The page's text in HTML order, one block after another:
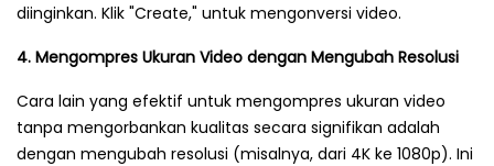
diinginkan. Klik "Create," untuk mengonversi video.
4. Mengompres Ukuran Video dengan Mengubah Resolusi
Cara lain yang efektif untuk mengompres ukuran video
tanpa mengorbankan kualitas secara signifikan adalah
dengan mengubah resolusi (misalnya, dari 4K ke 1080p). Ini